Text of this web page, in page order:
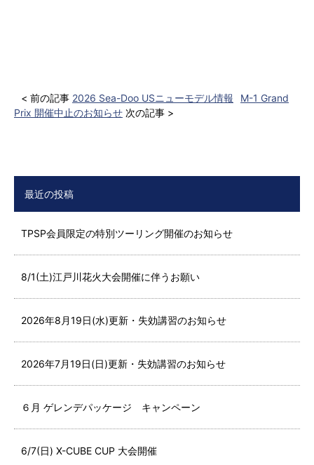
< 前の記事 2026 Sea-Doo USニューモデル情報
M-1 Grand
Prix 開催中止のお知らせ 次の記事 >
最近の投稿
TPSP会員限定の特別ツーリング開催のお知らせ
8/1(土)江戸川花火大会開催に伴うお願い
2026年8月19日(水)更新・失効講習のお知らせ
2026年7月19日(日)更新・失効講習のお知らせ
６月 ゲレンデパッケージ キャンペーン
6/7(日) X-CUBE CUP 大会開催